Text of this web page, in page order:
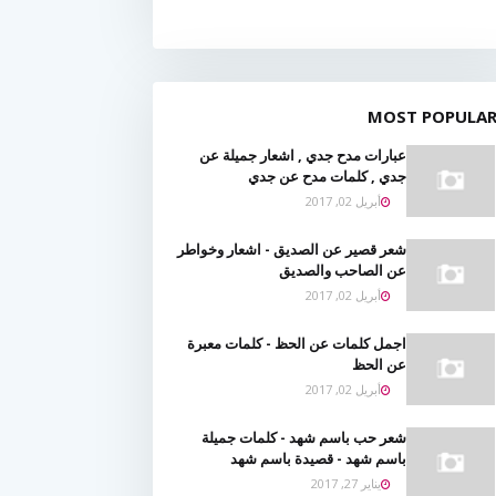
MOST POPULAR
عبارات مدح جدي , اشعار جميلة عن
جدي , كلمات مدح عن جدي
أبريل 02, 2017
شعر قصير عن الصديق - اشعار وخواطر
عن الصاحب والصديق
أبريل 02, 2017
اجمل كلمات عن الحظ - كلمات معبرة
عن الحظ
أبريل 02, 2017
شعر حب باسم شهد - كلمات جميلة
باسم شهد - قصيدة باسم شهد
يناير 27, 2017